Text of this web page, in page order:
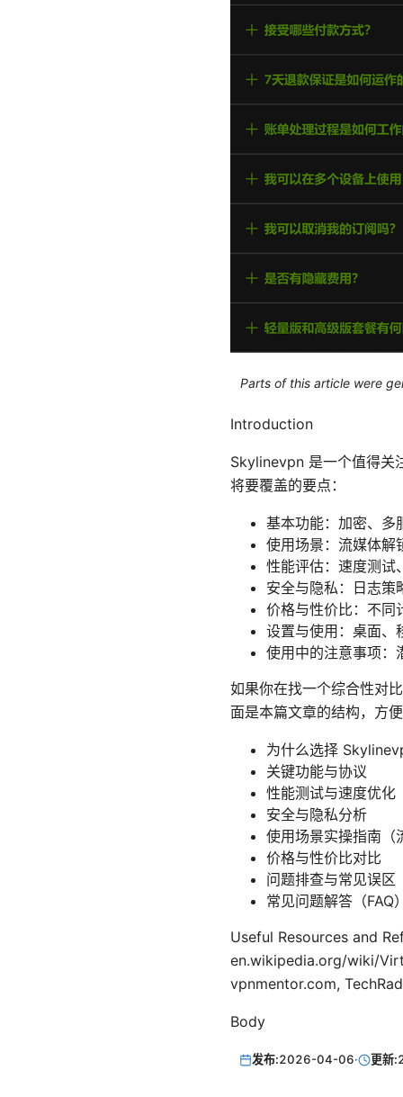
Parts of this article were
Introduction
Skylinevpn 是一个值得关
将要覆盖的要点：
基本功能：加密、
使用场景：流媒体解
性能评估：速度测试
安全与隐私：日志策
价格与性价比：不同
设置与使用：桌面、
使用中的注意事项：
如果你在找一个综合性对
面是本篇文章的结构，方
为什么选择
关键功能与协议
性能测试与速度优化
安全与隐私分析
使用场景实操指南（
价格与性价比对比
问题排查与常见误区
常见问题解答（FAQ
Useful Resources and
en.wikipedia.org/wiki/
vpnmentor.com,
Body
发布:2026-04-06· 更新: